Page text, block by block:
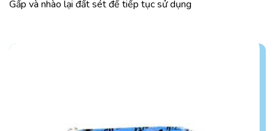
Gấp và nhào lại đất sét để tiếp tục sử dụng